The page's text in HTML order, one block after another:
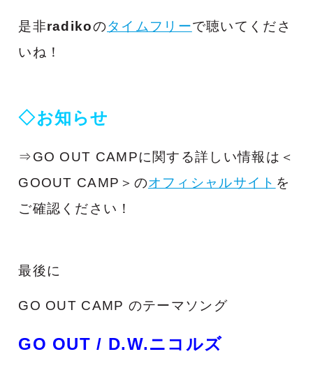
是非radikoのタイムフリーで聴いてくださ
いね！
◇お知らせ
⇒GO OUT CAMPに関する詳しい情報は＜
GOOUT CAMP＞のオフィシャルサイト を
ご確認ください！
最後に
GO OUT CAMP のテーマソング
GO OUT / D.W.ニコルズ